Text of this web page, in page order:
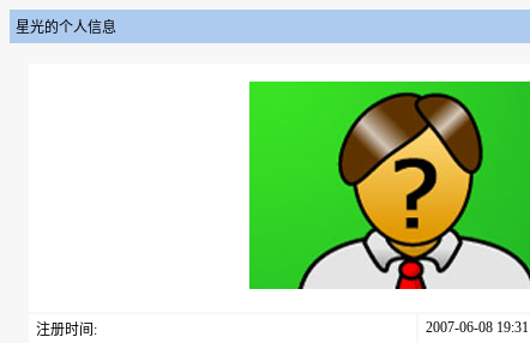
星光的个人信息
注册时间:
2007-06-08 19:31